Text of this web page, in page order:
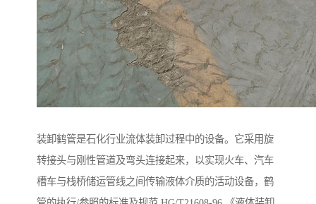
装卸鹤管是石化行业流体装卸过程中的设备。它采用旋
转接头与刚性管道及弯头连接起来，以实现火车、汽车
槽车与栈桥储运管线之间传输液体介质的活动设备，鹤